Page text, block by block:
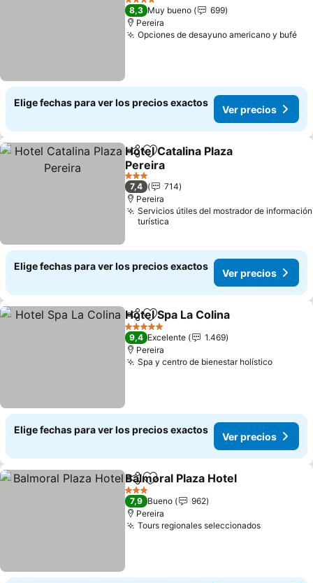
4 Estrellas
8,3 Muy bueno
699
Pereira
Opciones de desayuno americano y bufé
Elige fechas para ver los precios exactos
Ver precios
CompartirAgregar a favoritos
Hotel Catalina Plaza
Pereira
3 Estrellas
7,4
714
Pereira
Servicios útiles del mostrador de información
turística
Elige fechas para ver los precios exactos
Ver precios
CompartirAgregar a favoritos
Hotel Spa La Colina
5 Estrellas
9,4 Excelente
1.469
Pereira
Spa y centro de bienestar holístico
Elige fechas para ver los precios exactos
Ver precios
CompartirAgregar a favoritos
Balmoral Plaza Hotel
3 Estrellas
7,9 Bueno
962
Pereira
Tours regionales seleccionados